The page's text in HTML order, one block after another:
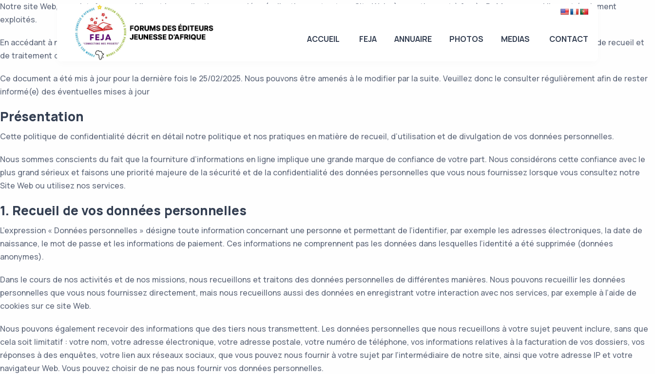
ACCUEIL FEJA ANNUAIRE PHOTOS MEDIAS CONTACT
Notre site Web, nos plateformes mobiles et les applications associées (collectivement notre « Site Web ») appartiennent à Agnès Debiage
par qui ils sont également
exploités.
En accédant à notre Site Web et en utilisant nos services, vous reconnaissez avoir lu et compris la présente Politique de confidentialité, ainsi que les pratiques de recueil et
de traitement des informations décrites dans ce document.
Ce document a été mis à jour pour la dernière fois le 25/02/2025. Nous pouvons être amenés à le modifier par la suite. Veuillez donc le consulter régulièrement afin de rester
informé(e) des éventuelles mises à jour
Présentation
Cette politique de confidentialité décrit en détail notre politique et nos pratiques en matière de recueil, d’utilisation et de divulgation de vos données personnelles.
Nous sommes conscients du fait que la fourniture d’informations en ligne implique une grande marque de confiance de votre part. Nous considérons cette confiance avec le
plus grand sérieux et faisons une priorité majeure de la sécurité et de la confidentialité des données personnelles que vous nous fournissez lorsque vous consultez notre
Site Web ou utilisez nos services.
1. Recueil de vos données personnelles
L’expression « Données personnelles » désigne toute information concernant une personne et permettant de l’identifier, par exemple les adresses électroniques, la date de
naissance, le mot de passe et les informations de paiement. Ces informations ne comprennent pas les données dans lesquelles l’identité a été supprimée (données
anonymes).
Dans le cours de nos activités et de nos missions, nous recueillons et traitons des données personnelles de différentes manières. Nous pouvons recueillir les données
personnelles que vous nous fournissez directement, mais nous recueillons aussi des données en enregistrant votre interaction avec nos services, par exemple à l’aide de
cookies sur ce site Web.
Nous pouvons également recevoir des informations que des tiers nous transmettent. Les données personnelles que nous recueillons à votre sujet peuvent inclure, sans que
cela soit limitatif : votre nom, votre adresse électronique, votre adresse postale, votre numéro de téléphone, vos informations relatives à la facturation de vos dossiers, vos
réponses à des enquêtes, votre lien aux réseaux sociaux, que vous pouvez nous fournir à votre sujet par l’intermédiaire de notre site, ainsi que votre adresse IP et votre
navigateur Web. Vous pouvez choisir de ne pas nous fournir vos données personnelles.